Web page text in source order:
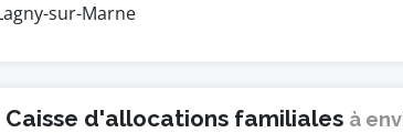
sur-Marne
Caisse d'allocations familiales à